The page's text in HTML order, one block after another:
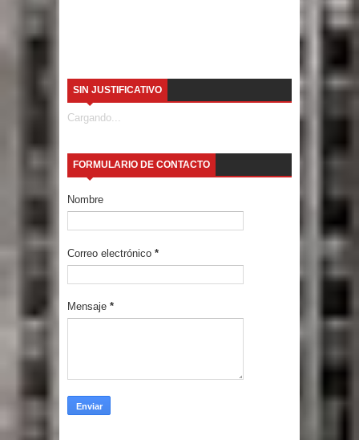
SIN JUSTIFICATIVO
Cargando...
FORMULARIO DE CONTACTO
Nombre
Correo electrónico *
Mensaje *